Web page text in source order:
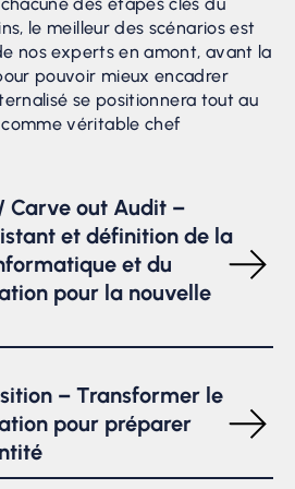
le meilleur des scénarios est
nos experts en amont, avant la
pouvoir mieux encadrer
se positionnera tout au
véritable chef
Carve out Audit –
et définition de la
et du
pour la nouvelle
: infrastructure, application,
informatique pour
au détourage.
rentrera en compte lors de
du contrat et pourra être
– Transformer le
pour préparer